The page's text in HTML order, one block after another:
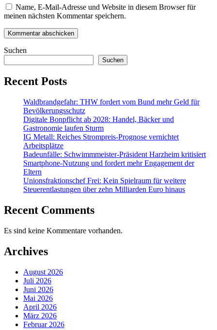
Name, E-Mail-Adresse und Website in diesem Browser für
meinen nächsten Kommentar speichern.
Suchen
Suchen
Recent Posts
Waldbrandgefahr: THW fordert vom Bund mehr Geld für
Bevölkerungsschutz
Digitale Bonpflicht ab 2028: Handel, Bäcker und
Gastronomie laufen Sturm
IG Metall: Reiches Strompreis-Prognose vernichtet
Arbeitsplätze
Badeunfälle: Schwimmmeister-Präsident Harzheim kritisiert
Smartphone-Nutzung und fordert mehr Engagement der
Eltern
Unionsfraktionschef Frei: Kein Spielraum für weitere
Steuerentlastungen über zehn Milliarden Euro hinaus
Recent Comments
Es sind keine Kommentare vorhanden.
Archives
August 2026
Juli 2026
Juni 2026
Mai 2026
April 2026
März 2026
Februar 2026